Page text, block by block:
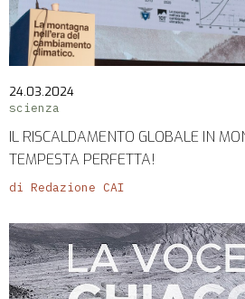
24.03.2024
scienza
IL RISCALDAMENTO GLOBALE IN
TEMPESTA PERFETTA!
di Redazione CAI